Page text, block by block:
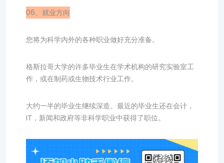
06、就业方向
您将为科学内外的各种职业做好充分准备。
格斯拉哥大学的许多毕业生在学术机构的研究实验室工
作，或在制药或生物技术行业工作。
大约一半的毕业生继续深造。最近的毕业生还在会计，
IT，新闻和政府等非科学职业中获得了职位。